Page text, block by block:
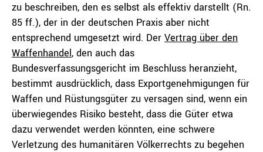
zu beschreiben, den es selbst als effektiv darstellt (Rn.
85 ff.), der in der deutschen Praxis aber nicht
entsprechend umgesetzt wird. Der Vertrag über den
Waffenhandel, den auch das
Bundesverfassungsgericht im Beschluss heranzieht,
bestimmt ausdrücklich, dass Exportgenehmigungen für
Waffen und Rüstungsgüter zu versagen sind, wenn ein
überwiegendes Risiko besteht, dass die Güter etwa
dazu verwendet werden könnten, eine schwere
Verletzung des humanitären Völkerrechts zu begehen